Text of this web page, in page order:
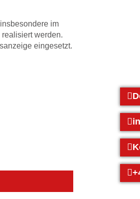
im
werden.
eingesetzt.